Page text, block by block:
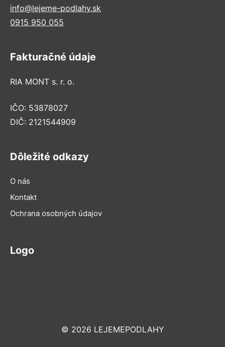
info@lejeme-podlahy.sk
0915 950 055
Fakturačné údaje
RIA MONT s. r. o.
IČO: 53878027
DIČ: 2121544909
Dôležité odkazy
O nás
Kontakt
Ochrana osobných údajov
Logo
© 2026 LEJEMEPODLAHY